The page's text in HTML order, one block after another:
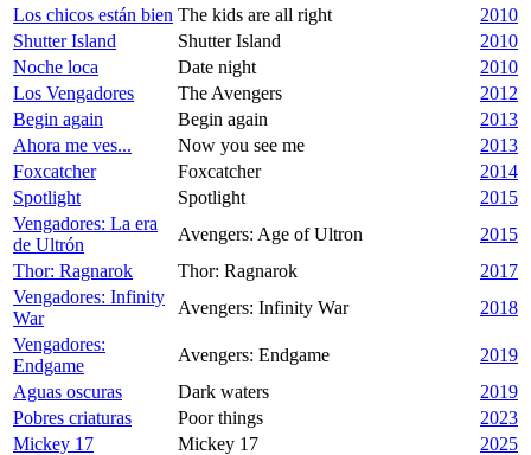
Los chicos están bien The kids are all right
2010
Shutter Island
Shutter Island
2010
Noche loca
Date night
2010
Los Vengadores
The Avengers
2012
Begin again
Begin again
2013
Ahora me ves...
Now you see me
2013
Foxcatcher
Foxcatcher
2014
Spotlight
Spotlight
2015
Vengadores: La era
de Ultrón
Avengers: Age of Ultron
2015
Thor: Ragnarok
Thor: Ragnarok
2017
Vengadores: Infinity
War
Avengers: Infinity War
2018
Vengadores:
Endgame
Avengers: Endgame
2019
Aguas oscuras
Dark waters
2019
Pobres criaturas
Poor things
2023
Mickey 17
Mickey 17
2025